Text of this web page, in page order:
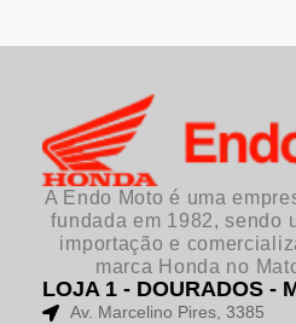
A Endo Moto é uma
fundada em 1982, sendo
importação e
marca Honda no
LOJA 1 - DOURADOS -
Av. Marcelino Pires, 3385